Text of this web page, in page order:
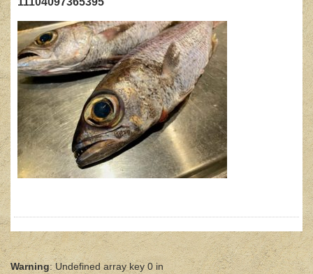
Warning: Undefined array key 0 in